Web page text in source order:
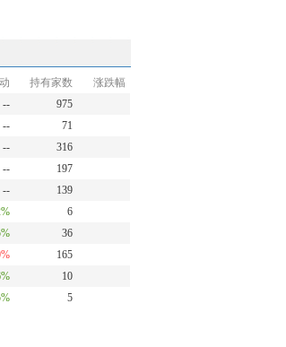
持有家数
涨跌幅
--
975
--
71
--
316
--
197
--
139
6
36
165
10
5